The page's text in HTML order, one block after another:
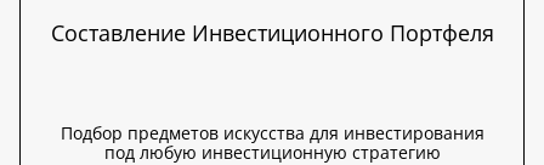
Составление Инвестиционного Портфеля
Подбор предметов искусства для инвестирования
под любую инвестиционную стратегию